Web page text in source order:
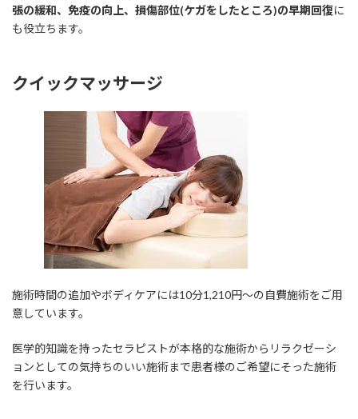
張の緩和、免疫の向上、損傷部位(ケガをしたところ)の早期回復に
も役立ちます。
クイックマッサージ
施術時間の追加やボディケアには10分1,210円～の自費施術をご用
意しています。
医学的知識を持ったセラピストが本格的な施術からリラクゼーシ
ョンとしての気持ちのいい施術まで患者様のご希望にそった施術
を行います。